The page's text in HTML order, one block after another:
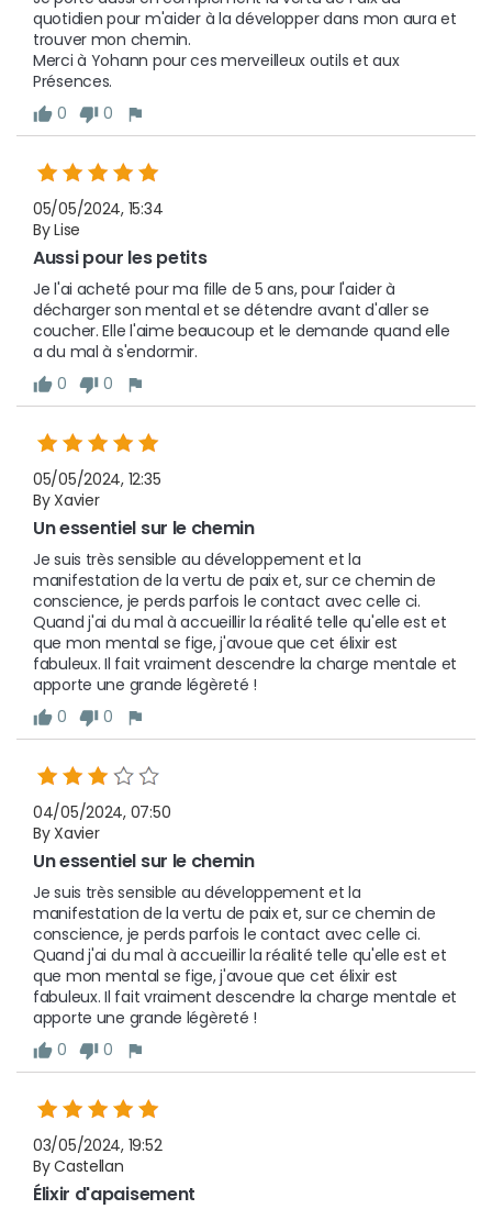
quotidien pour m'aider à la développer dans mon aura et
trouver mon chemin.
Merci à Yohann pour ces merveilleux outils et aux
Présences.
0
0
05/05/2024, 15:34
By Lise
Aussi pour les petits
Je l'ai acheté pour ma fille de 5 ans, pour l'aider à
décharger son mental et se détendre avant d'aller se
coucher. Elle l'aime beaucoup et le demande quand elle
a du mal à s'endormir.
0
0
05/05/2024, 12:35
By Xavier
Un essentiel sur le chemin
Je suis très sensible au développement et la
manifestation de la vertu de paix et, sur ce chemin de
conscience, je perds parfois le contact avec celle ci.
Quand j'ai du mal à accueillir la réalité telle qu'elle est et
que mon mental se fige, j'avoue que cet élixir est
fabuleux. Il fait vraiment descendre la charge mentale et
apporte une grande légèreté !
0
0
04/05/2024, 07:50
By Xavier
Un essentiel sur le chemin
Je suis très sensible au développement et la
manifestation de la vertu de paix et, sur ce chemin de
conscience, je perds parfois le contact avec celle ci.
Quand j'ai du mal à accueillir la réalité telle qu'elle est et
que mon mental se fige, j'avoue que cet élixir est
fabuleux. Il fait vraiment descendre la charge mentale et
apporte une grande légèreté !
0
0
03/05/2024, 19:52
By Castellan
Élixir d'apaisement